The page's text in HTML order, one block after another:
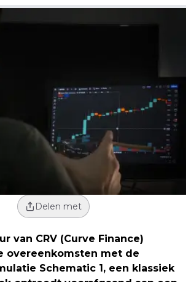
Delen met
van CRV (Curve Finance)
overeenkomsten met de
Schematic 1, een klassiek